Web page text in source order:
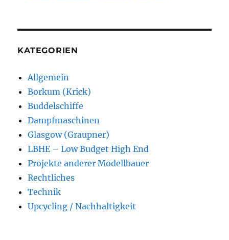
KATEGORIEN
Allgemein
Borkum (Krick)
Buddelschiffe
Dampfmaschinen
Glasgow (Graupner)
LBHE – Low Budget High End
Projekte anderer Modellbauer
Rechtliches
Technik
Upcycling / Nachhaltigkeit